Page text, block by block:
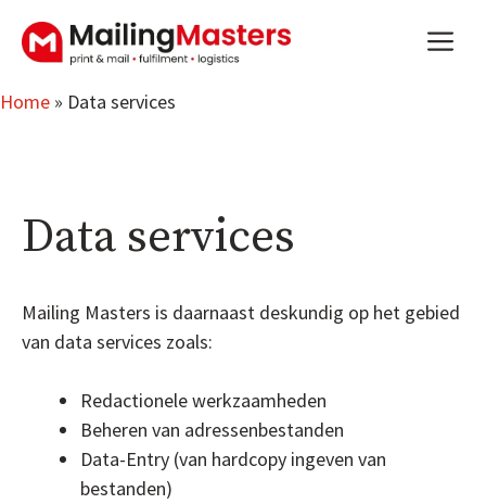
Home » Data services
Data services
Mailing Masters is daarnaast deskundig op het gebied
van data services zoals:
Redactionele werkzaamheden
Beheren van adressenbestanden
Data-Entry (van hardcopy ingeven van
bestanden)